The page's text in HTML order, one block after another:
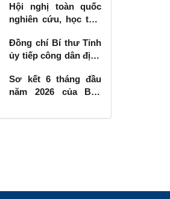
kỳ 2026 - 2031
Hội nghị toàn quốc
nghiên cứu, học tập,
khai thực hiện Nghị
quyết số 10-NQ/TW
phát triển kinh tế có
vốn đầu tư nước
Đồng chí Bí thư Tỉnh
ủy tiếp công dân định
Sơ kết 6 tháng đầu
năm 2026 của Ban
các công trình, dự án